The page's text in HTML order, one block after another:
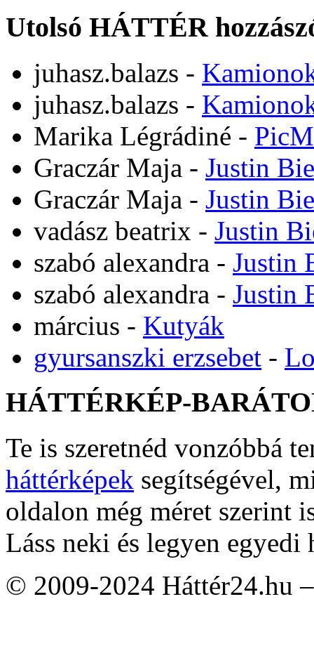
Utolsó HÁTTÉR
juhasz.balazs -
juhasz.balazs -
Marika Légrádiné -
Graczár Maja - Justin
Graczár Maja - Justin
vadász beatrix - Justin
szabó alexandra - Justin
szabó alexandra - Justin
március - Kutyák
gyursanszki erzsebet -
HÁTTÉRKÉP-
Te is szeretnéd vonzóbbá
háttérképek segítségével,
oldalon még méret szerint
Láss neki és legyen egyedi
© 2009-2024 Háttér24.hu